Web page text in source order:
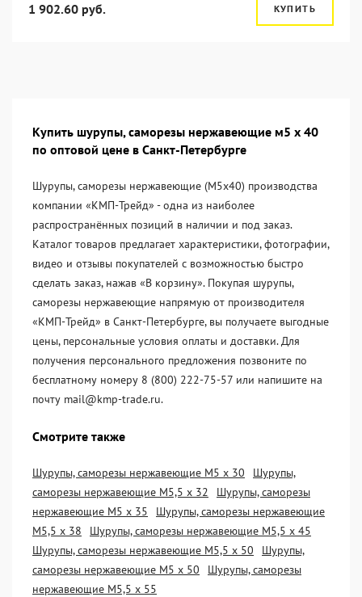
1 902.60 руб. КУПИТЬ
Купить шурупы, саморезы нержавеющие м5 х 40
по оптовой цене в Санкт-Петербурге
Шурупы, саморезы нержавеющие (М5х40) производства
компании «KМП-Трейд» - одна из наиболее
распространённых позиций в наличии и под заказ.
Каталог товаров предлагает характеристики, фотографии,
видео и отзывы покупателей с возможностью быстро
сделать заказ, нажав «В корзину». Покупая шурупы,
саморезы нержавеющие напрямую от производителя
«KМП-Трейд» в Санкт-Петербурге, вы получаете выгодные
цены, персональные условия оплаты и доставки. Для
получения персонального предложения позвоните по
бесплатному номеру 8 (800) 222-75-57 или напишите на
почту mail@kmp-trade.ru.
Смотрите также
Шурупы, саморезы нержавеющие М5 х 30
Шурупы,
саморезы нержавеющие М5,5 х 32
Шурупы, саморезы
нержавеющие М5 х 35
Шурупы, саморезы нержавеющие
М5,5 х 38
Шурупы, саморезы нержавеющие М5,5 х 45
Шурупы, саморезы нержавеющие М5,5 х 50
Шурупы,
саморезы нержавеющие М5 х 50
Шурупы, саморезы
нержавеющие М5,5 х 55